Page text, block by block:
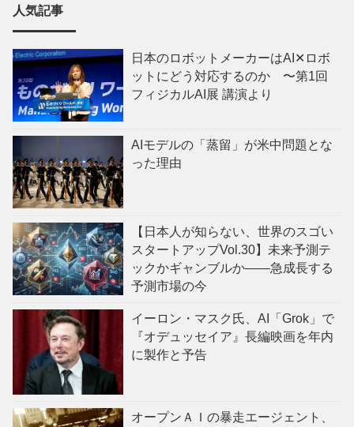
人気記事
日本のロボットメーカーはAI✕ロボ
ットにどう対応するのか 〜第1回
フィジカルAI展 講演より
AIモデルの「蒸留」が米中問題とな
った理由
【日本人が知らない、世界のスゴい
スタートアップVol.30】未来予測テ
ックかギャンブルか——急成長する
予測市場の今
イーロン・マスク氏、AI「Grok」で
『オデュッセイア』長編映画を年内
に製作と予告
オープンＡＩの暴走エージェント、